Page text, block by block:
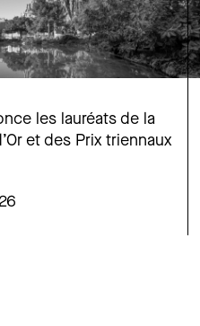
les lauréats de la
et des Prix triennaux